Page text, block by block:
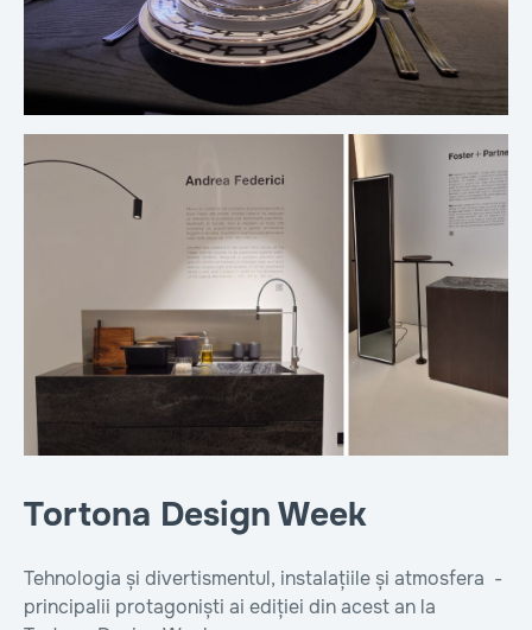
Tortona Design Week
Tehnologia și divertismentul, instalațiile și atmosfera -
principalii protagoniști ai ediției din acest an la